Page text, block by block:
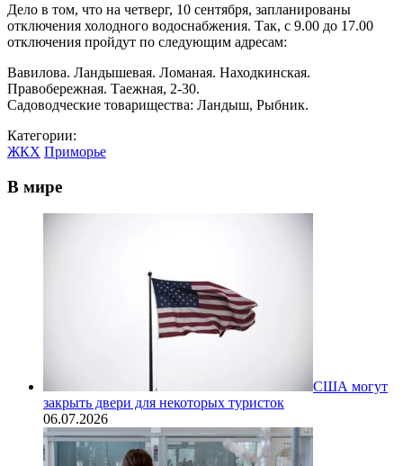
Дело в том, что на четверг, 10 сентября, запланированы
отключения холодного водоснабжения. Так, с 9.00 до 17.00
отключения пройдут по следующим адресам:
Вавилова. Ландышевая. Ломаная. Находкинская.
Правобережная. Таежная, 2-30.
Садоводческие товарищества: Ландыш, Рыбник.
Категории:
ЖКХ Приморье
В мире
США могут
закрыть двери для некоторых туристок
06.07.2026